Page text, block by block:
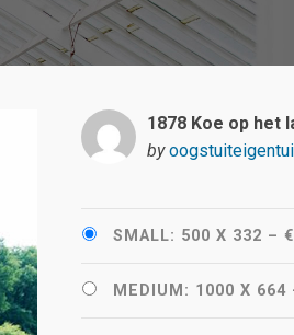
1878 Koe op het
by
SMALL: 500 X 332 –
MEDIUM: 1000 X 664